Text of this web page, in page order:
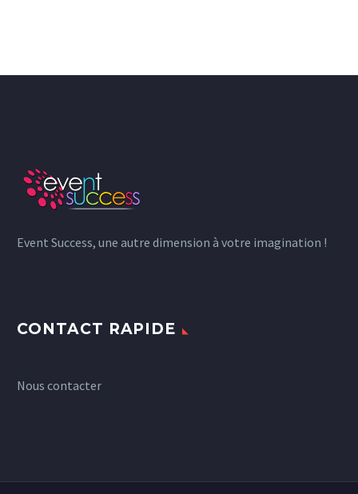
Event Success, une autre dimension à votre imagination !
CONTACT RAPIDE
Nous contacter